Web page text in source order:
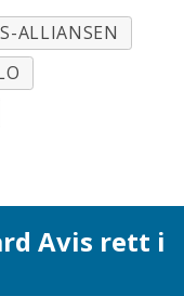
ALLIANSEN
Avis rett i